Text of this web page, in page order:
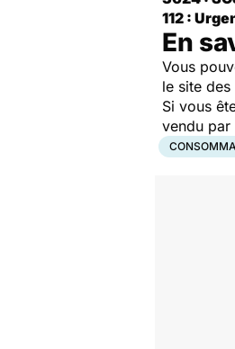
112 :
En
Vous
le site
Si vous
vendu